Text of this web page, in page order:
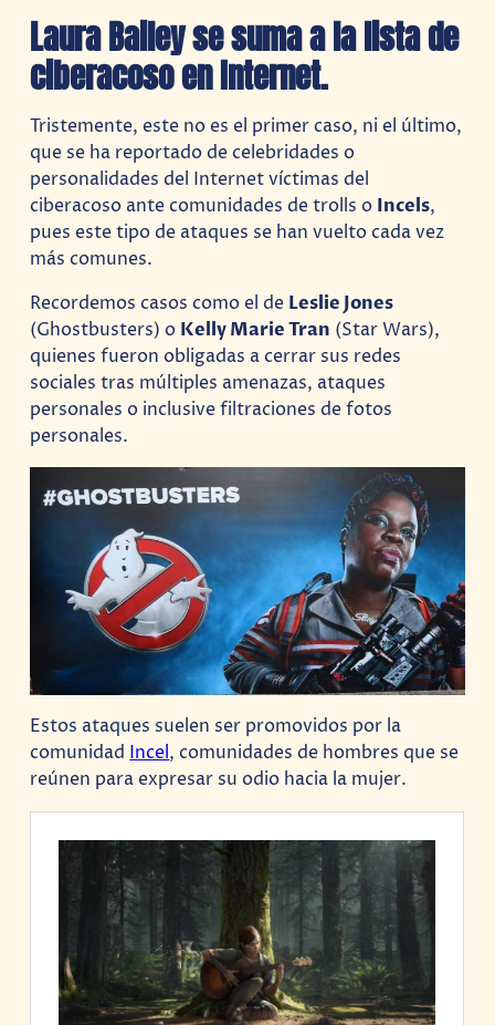
Laura Bailey se suma a la lista de
ciberacoso en Internet.
Tristemente, este no es el primer caso, ni el último,
que se ha reportado de celebridades o
personalidades del Internet víctimas del
ciberacoso ante comunidades de trolls o Incels,
pues este tipo de ataques se han vuelto cada vez
más comunes.
Recordemos casos como el de Leslie Jones
(Ghostbusters) o Kelly Marie Tran (Star Wars),
quienes fueron obligadas a cerrar sus redes
sociales tras múltiples amenazas, ataques
personales o inclusive filtraciones de fotos
personales.
Estos ataques suelen ser promovidos por la
comunidad Incel, comunidades de hombres que se
reúnen para expresar su odio hacia la mujer.